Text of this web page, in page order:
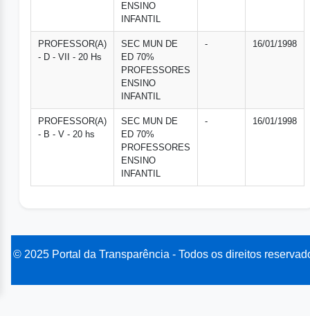
ENSINO
INFANTIL
PROFESSOR(A)
- D - VII - 20 Hs
SEC MUN DE
ED 70%
PROFESSORES
ENSINO
INFANTIL
- 16/01/1998
PROFESSOR(A)
- B - V - 20 hs
SEC MUN DE
ED 70%
PROFESSORES
ENSINO
INFANTIL
- 16/01/1998
© 2025 Portal da Transparência - Todos os direitos